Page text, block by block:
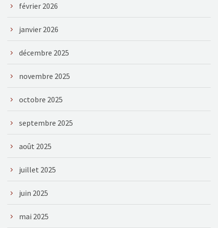
février 2026
janvier 2026
décembre 2025
novembre 2025
octobre 2025
septembre 2025
août 2025
juillet 2025
juin 2025
mai 2025